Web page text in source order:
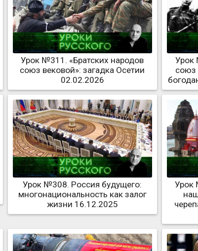
Урок №311. «Братских народов
союз вековой»: загадка Осетии
02.02.2026
Урок
союз
Урок №308. Россия будущего:
многонациональность как залог
жизни 16.12.2025
Урок